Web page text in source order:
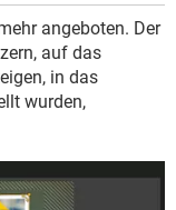
angeboten. Der
auf das
in das
wurden,